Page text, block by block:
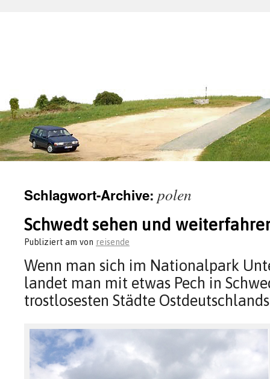
Schlagwort-Archive: polen
Schwedt sehen und
Publiziert am von reisende
Wenn man sich im Nationalpark
landet man mit etwas Pech in
trostlosesten Städte